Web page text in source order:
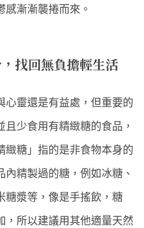
感漸漸襲捲而來。
找回無負擔輕生活
心靈還是有益處，但重要的
少食用有精緻糖的食品，
緻糖」指的是非食物本身的
精製過的糖，例如冰糖、
糖漿等，像是手搖飲，糖
，所以建議用其他適量天然